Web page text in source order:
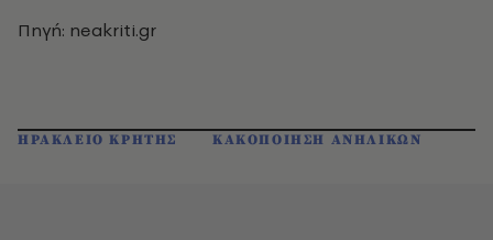
Πηγή: neakriti.gr
ΗΡΑΚΛΕΙΟ ΚΡΗΤΗΣ ΚΑΚΟΠΟΙΗΣΗ ΑΝΗΛΙΚΩΝ